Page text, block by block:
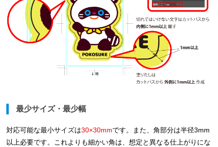
最少サイズ・最少幅
対応可能な最小サイズは30×30mmです。また、角部分は半径3mm
以上必要です。これよりも細かい角は、想定と異なる仕上がりにな